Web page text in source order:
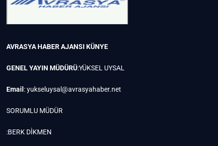
AVRASYA HABER AJANSIKÜNYE
GENEL YAYIN MÜDÜRÜ:YÜKSEL UYSAL
Email :yukseluysal@avrasyahaber.net
SORUMLU MÜDÜR
:BERK DİKMEN